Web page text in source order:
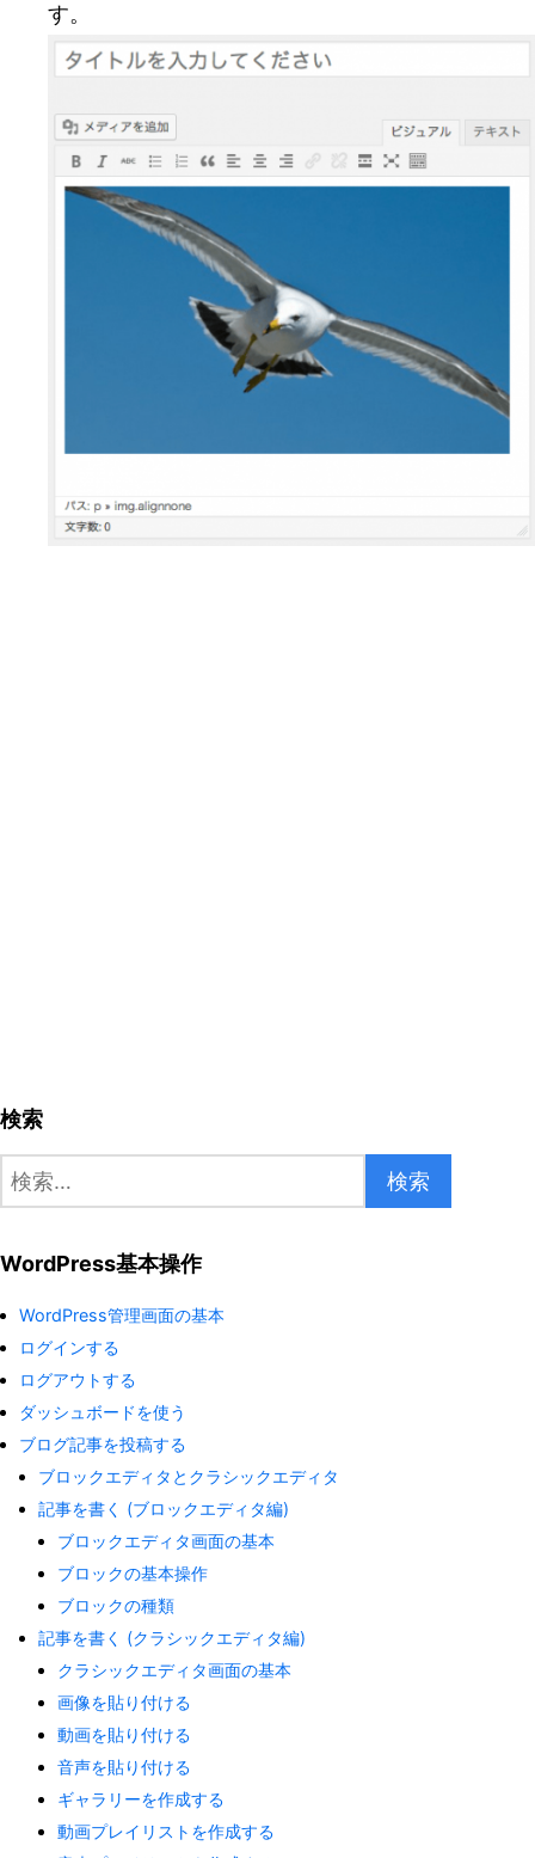
す。
検索
検
索:
WordPress基本操作
WordPress管理画面の基本
ログインする
ログアウトする
ダッシュボードを使う
ブログ記事を投稿する
ブロックエディタとクラシックエディタ
記事を書く (ブロックエディタ編)
ブロックエディタ画面の基本
ブロックの基本操作
ブロックの種類
記事を書く (クラシックエディタ編)
クラシックエディタ画面の基本
画像を貼り付ける
動画を貼り付ける
音声を貼り付ける
ギャラリーを作成する
動画プレイリストを作成する